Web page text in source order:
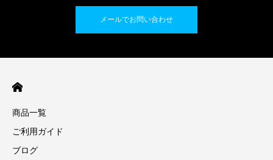
メールでお問い合わせ
商品一覧
ご利用ガイド
ブログ